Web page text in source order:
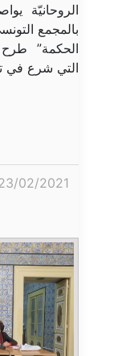
الروحانيّة
بالمجمع
الحكمة” طرح
التي شرع في
02/2021